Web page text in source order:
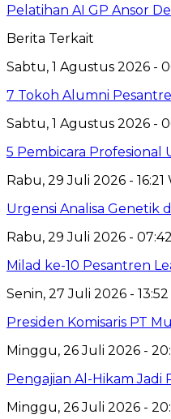
Pelatihan AI GP Ansor
Berita Terkait
Sabtu, 1 Agustus 2026 -
7 Tokoh Alumni
Sabtu, 1 Agustus 2026 -
5 Pembicara Profesional
Rabu, 29 Juli 2026 - 16:21
Urgensi Analisa Genetik
Rabu, 29 Juli 2026 -
Milad ke-10 Pesantren
Senin, 27 Juli 2026 -
Presiden Komisaris PT
Minggu, 26 Juli 2026 -
Pengajian Al-Hikam Jadi
Minggu, 26 Juli 2026 -